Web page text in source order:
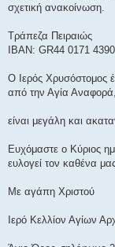
σχετική ανακοίνωση.
Τράπεζα Πειραιώς
IBAN: GR44 0171
Ο Ιερός Χρυσόστομος
από την Αγία Αναφορά,
είναι μεγάλη και
Ευχόμαστε ο Κύριος
ευλογεί τον καθένα
Με αγάπη Χριστού
Ιερό Κελλίον Αγίων